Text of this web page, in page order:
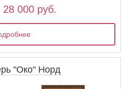
28 000 руб.
"Око" Норд